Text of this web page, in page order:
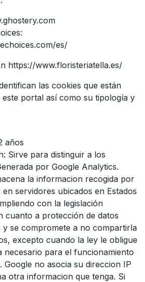
es/
https://www.floristeriatella.es/
las cookies que están
este portal así como su tipología y
años
Sirve para distinguir a los
por Google Analytics.
la informacion recogida por
en servidores ubicados en Estados
con la legislación
cuanto a protección de datos
y se compromete a no compartirla
excepto cuando la ley le obligue
necesario para el funcionamiento
Google no asocia su direccion IP
otra informacion que tenga. Si